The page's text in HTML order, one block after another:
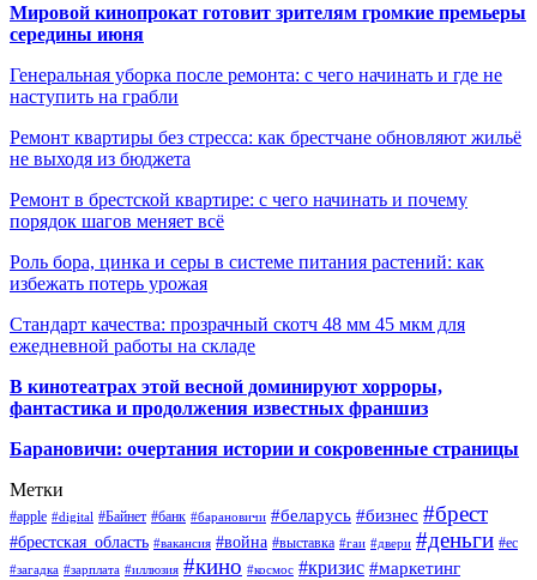
Мировой кинопрокат готовит зрителям громкие премьеры
середины июня
Генеральная уборка после ремонта: с чего начинать и где не
наступить на грабли
Ремонт квартиры без стресса: как брестчане обновляют жильё
не выходя из бюджета
Ремонт в брестской квартире: с чего начинать и почему
порядок шагов меняет всё
Роль бора, цинка и серы в системе питания растений: как
избежать потерь урожая
Стандарт качества: прозрачный скотч 48 мм 45 мкм для
ежедневной работы на складе
В кинотеатрах этой весной доминируют хорроры,
фантастика и продолжения известных франшиз
Барановичи: очертания истории и сокровенные страницы
Метки
#apple #digital #Байнет #банк #барановичи #беларусь #бизнес #брест
#брестская_область #вакансия #война #выставка #гаи #двери #деньги #ес
#загадка #зарплата #иллюзия #кино #космос #кризис #маркетинг